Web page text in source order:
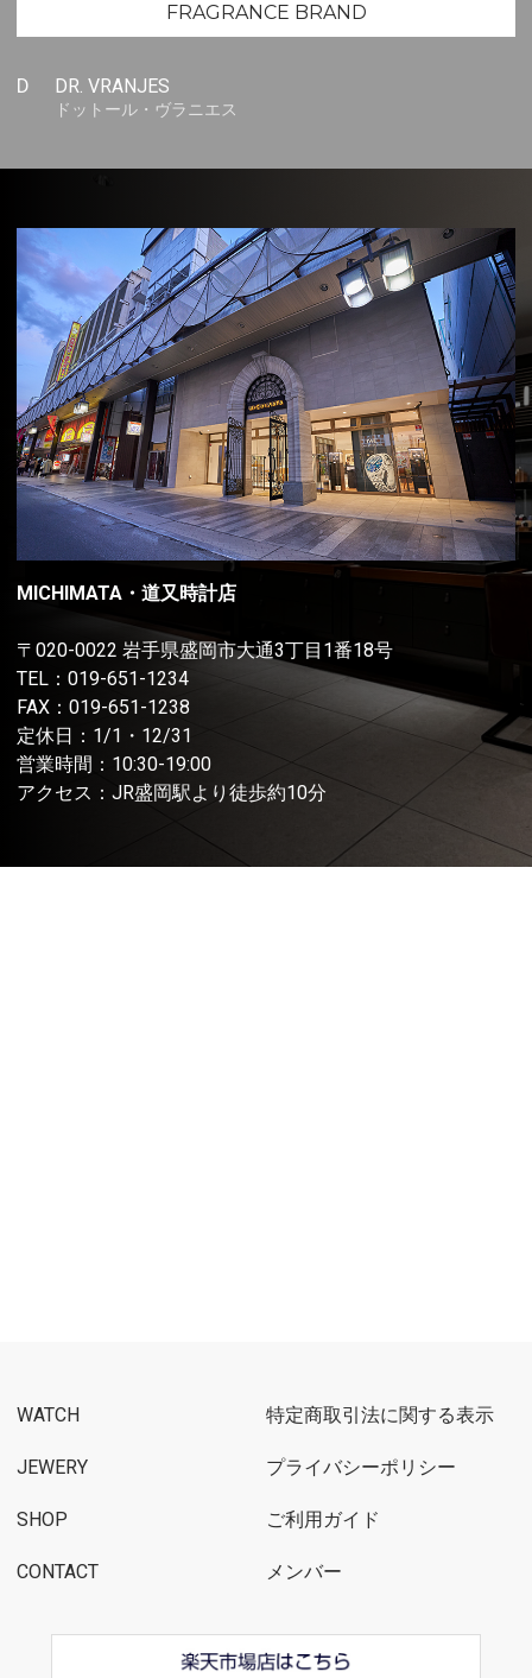
FRAGRANCE BRAND
D DR. VRANJES
ドットール・ヴラニエス
MICHIMATA・道又時計店
〒020-0022 岩手県盛岡市大通3丁目1番18号
TEL： 019-651-1234
FAX：019-651-1238
定休日：1/1・12/31
営業時間：10:30-19:00
アクセス：JR盛岡駅より徒歩約10分
WATCH
JEWERY
SHOP
CONTACT
特定商取引法に関する表示
プライバシーポリシー
ご利用ガイド
メンバー